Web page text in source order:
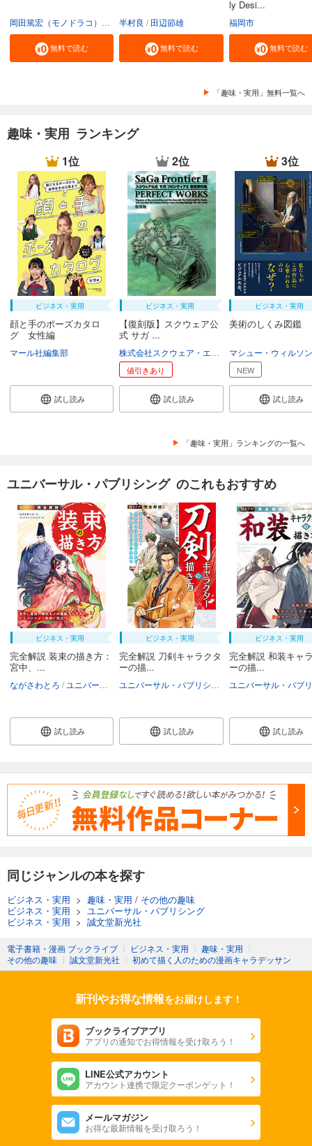
岡田篤宏（モノドラコ）宮﨑樹
無料で読む
半村良 田辺節雄
無料で読む
ly Desi...
福岡市
無料で読む
「趣味・実用」無料一覧へ
趣味・実用 ランキング
1位
ビジネス・実用
顔と手のポーズカタロ
グ 女性編
マール社編集部
試し読み
2位
ビジネス・実用
【復刻版】スクウェア公
式 サガ ...
値引きあり
試し読み
3位
ビジネス・実用
美術のしくみ図鑑
マシュー・ウィルソン
NEW
試し読み
「趣味・実用」ランキングの一覧へ
ユニバーサル・パブリシング のこれもおすすめ
ビジネス・実用
完全解説 装束の描き方：
宮中、...
ながさわとろ ユニバーサル・パブリシング
試し読み
ビジネス・実用
完全解説 刀剣キャラクタ
ーの描...
試し読み
ビジネス・実用
完全解説 和装キャ
ーの描...
試し読み
同じジャンルの本を探す
ビジネス・実用 > 趣味・実用 / その他の趣味
ビジネス・実用 > ユニバーサル・パブリシング
ビジネス・実用 > 誠文堂新光社
電子書籍・漫画 ブックライブ 〉 ビジネス・実用 〉 趣味・実用 〉
その他の趣味 〉 誠文堂新光社 〉 初めて描く人のための漫画キャラデッサン
新刊やお得な情報をお届けします！
ブックライブアプリ
アプリの通知でお得情報を受け取ろう！
LINE公式アカウント
アカウント連携で限定クーポンゲット！
メールマガジン
お得な最新情報を受け取ろう！